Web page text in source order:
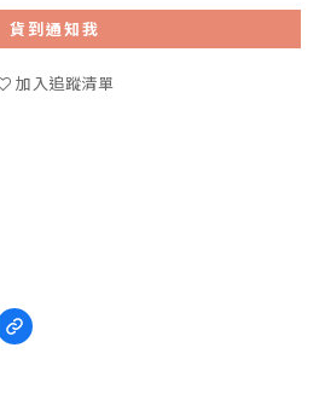
貨到通知我
加入追蹤清單